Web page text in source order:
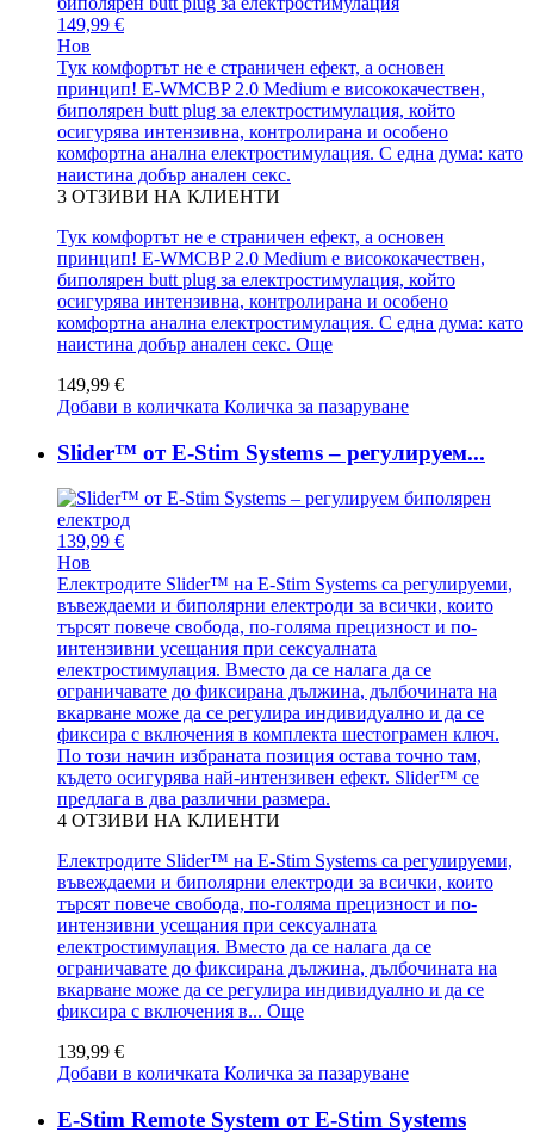
149,99 €
Нов
Тук комфортът не е страничен ефект, а основен
принцип! E-WMCBP 2.0 Medium е висококачествен,
биполярен butt plug за електростимулация, който
осигурява интензивна, контролирана и особено
комфортна анална електростимулация. С една дума: като
наистина добър анален секс.
3 ОТЗИВИ НА КЛИЕНТИ
Тук комфортът не е страничен ефект, а основен
принцип! E-WMCBP 2.0 Medium е висококачествен,
биполярен butt plug за електростимулация, който
осигурява интензивна, контролирана и особено
комфортна анална електростимулация. С една дума: като
наистина добър анален секс. Още
149,99 €
Добави в количката Количка за пазаруване
Slider™ от E-Stim Systems – регулируем...
139,99 €
Нов
Електродите Slider™ на E-Stim Systems са регулируеми,
въвеждаеми и биполярни електроди за всички, които
търсят повече свобода, по-голяма прецизност и по-
интензивни усещания при сексуалната
електростимулация. Вместо да се налага да се
ограничавате до фиксирана дължина, дълбочината на
вкарване може да се регулира индивидуално и да се
фиксира с включения в комплекта шестограмен ключ.
По този начин избраната позиция остава точно там,
където осигурява най-интензивен ефект. Slider™ се
предлага в два различни размера.
4 ОТЗИВИ НА КЛИЕНТИ
Електродите Slider™ на E-Stim Systems са регулируеми,
въвеждаеми и биполярни електроди за всички, които
търсят повече свобода, по-голяма прецизност и по-
интензивни усещания при сексуалната
електростимулация. Вместо да се налага да се
ограничавате до фиксирана дължина, дълбочината на
вкарване може да се регулира индивидуално и да се
фиксира с включения в... Още
139,99 €
Добави в количката Количка за пазаруване
E-Stim Remote System от E-Stim Systems